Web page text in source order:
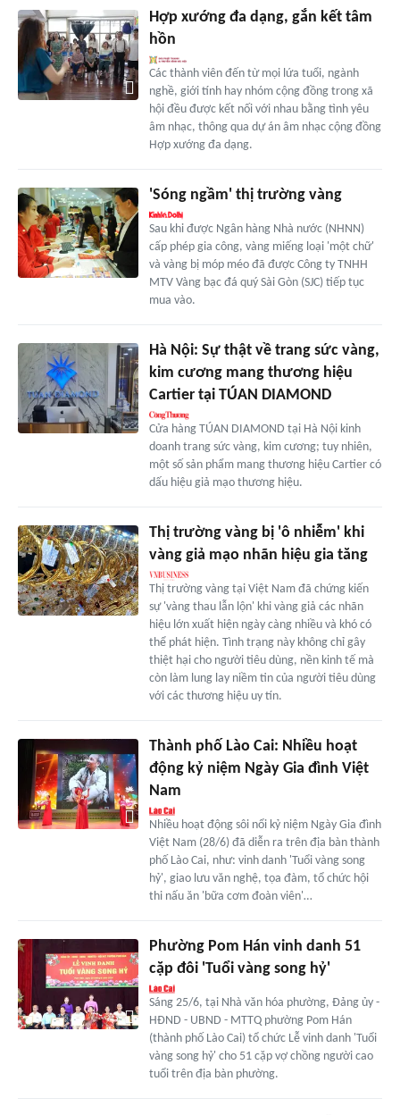
Hợp xướng đa dạng, gắn kết tâm
hồn
Các thành viên đến từ mọi lứa tuổi, ngành
nghề, giới tính hay nhóm cộng đồng trong xã
hội đều được kết nối với nhau bằng tình yêu
âm nhạc, thông qua dự án âm nhạc cộng đồng
Hợp xướng đa dạng.
'Sóng ngầm' thị trường vàng
Sau khi được Ngân hàng Nhà nước (NHNN)
cấp phép gia công, vàng miếng loại 'một chữ'
và vàng bị móp méo đã được Công ty TNHH
MTV Vàng bạc đá quý Sài Gòn (SJC) tiếp tục
mua vào.
Hà Nội: Sự thật về trang sức vàng,
kim cương mang thương hiệu
Cartier tại TÚAN DIAMOND
Cửa hàng TÚAN DIAMOND tại Hà Nội kinh
doanh trang sức vàng, kim cương; tuy nhiên,
một số sản phẩm mang thương hiệu Cartier có
dấu hiệu giả mạo thương hiệu.
Thị trường vàng bị 'ô nhiễm' khi
vàng giả mạo nhãn hiệu gia tăng
Thị trường vàng tại Việt Nam đã chứng kiến
sự 'vàng thau lẫn lộn' khi vàng giả các nhãn
hiệu lớn xuất hiện ngày càng nhiều và khó có
thể phát hiện. Tình trạng này không chỉ gây
thiệt hại cho người tiêu dùng, nền kinh tế mà
còn làm lung lay niềm tin của người tiêu dùng
với các thương hiệu uy tín.
Thành phố Lào Cai: Nhiều hoạt
động kỷ niệm Ngày Gia đình Việt
Nam
Nhiều hoạt động sôi nổi kỷ niệm Ngày Gia đình
Việt Nam (28/6) đã diễn ra trên địa bàn thành
phố Lào Cai, như: vinh danh 'Tuổi vàng song
hỷ', giao lưu văn nghệ, tọa đàm, tổ chức hội
thi nấu ăn 'bữa cơm đoàn viên'…
Phường Pom Hán vinh danh 51
cặp đôi 'Tuổi vàng song hỷ'
Sáng 25/6, tại Nhà văn hóa phường, Đảng ủy -
HĐND - UBND - MTTQ phường Pom Hán
(thành phố Lào Cai) tổ chức Lễ vinh danh 'Tuổi
vàng song hỷ' cho 51 cặp vợ chồng người cao
tuổi trên địa bàn phường.